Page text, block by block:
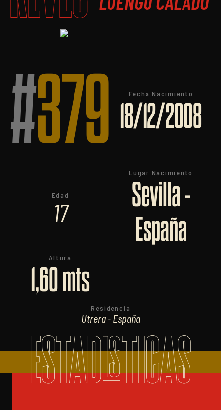
#379 Fecha Nacimiento
18/12/2008
Edad
17
Lugar Nacimiento
Sevilla -
España
Altura
1,60 mts
Residencia
Utrera - España
ESTADISTICAS